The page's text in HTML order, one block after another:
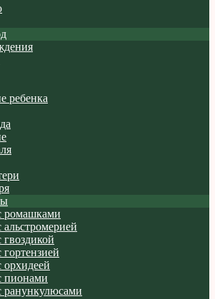
ребенка
ромашками
альстромерией
гвоздикой
орхидеей
пионами
ранункулюсами